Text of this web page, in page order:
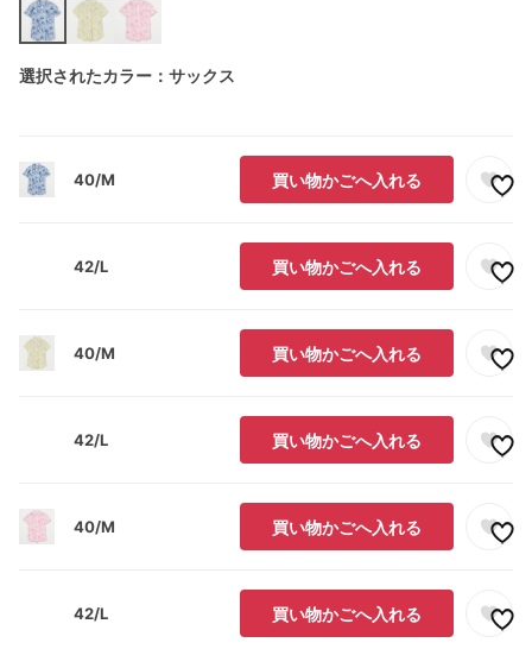
選択されたカラー：サックス
40/M 買い物かごへ入れる
42/L 買い物かごへ入れる
40/M 買い物かごへ入れる
42/L 買い物かごへ入れる
40/M 買い物かごへ入れる
42/L 買い物かごへ入れる